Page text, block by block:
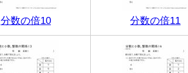
分数の倍10 分数の倍11